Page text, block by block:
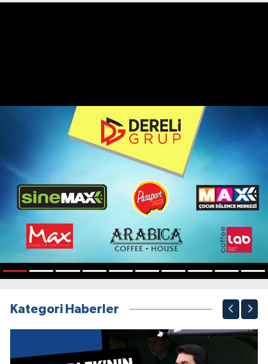
Kategori Haberler